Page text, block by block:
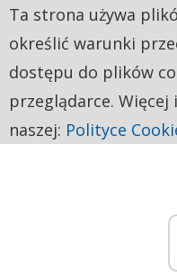
Ta strona używa
określić warunki
dostępu do plików
przeglądarce.
naszej: Polityce